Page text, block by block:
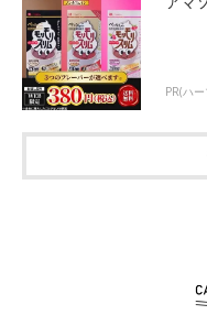
家の中では、よその猫か
め集会が行われないので
部屋でくつろいでいるよ
いるのかもしれません」
PR(ハ